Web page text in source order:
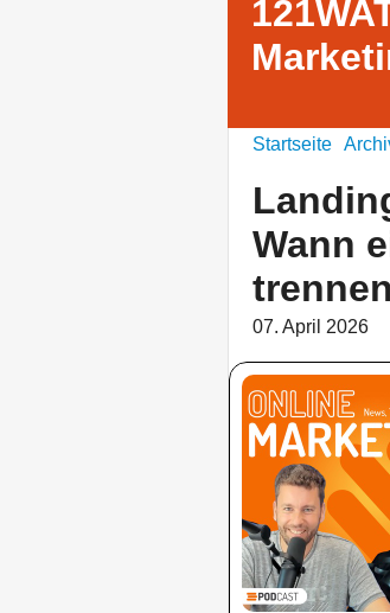
Startseite
Wann
07. April 2026